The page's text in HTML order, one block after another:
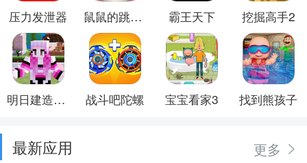
压力发泄器 鼠鼠的跳跃冒险 霸王天下 挖掘高手2
明日建造大师 战斗吧陀螺 宝宝看家3 找到熊孩子
最新应用 更多